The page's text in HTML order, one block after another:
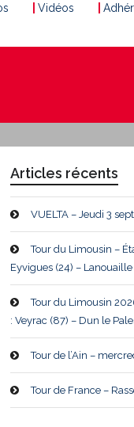
Vidéos
Articles récents
VUELTA – Jeudi 3
Tour du Limousin –
Eyvigues (24) – Lanouaille
Tour du Limousin
: Veyrac (87) – Dun le
Tour de l’Ain –
Tour de France –